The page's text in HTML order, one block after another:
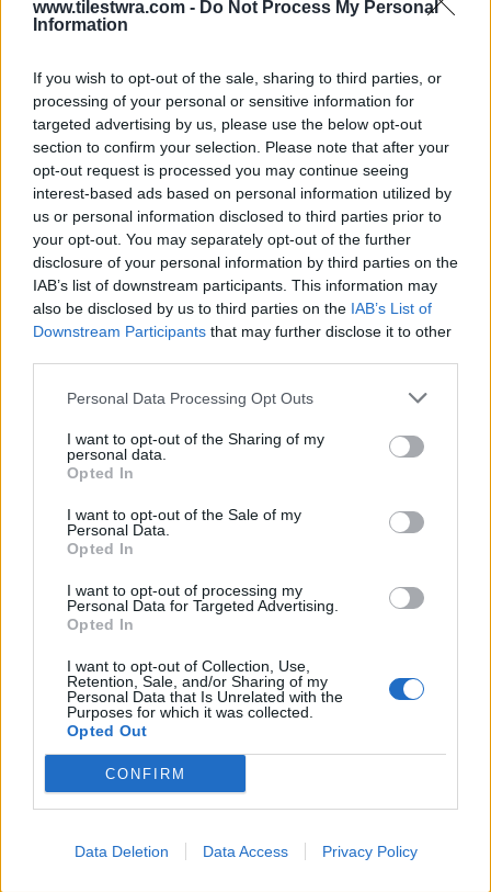
www.tilestwra.com - Do Not Process My Personal
Information
If you wish to opt-out of the sale, sharing to third parties, or
processing of your personal or sensitive information for
targeted advertising by us, please use the below opt-out
section to confirm your selection. Please note that after your
opt-out request is processed you may continue seeing
interest-based ads based on personal information utilized by
us or personal information disclosed to third parties prior to
your opt-out. You may separately opt-out of the further
disclosure of your personal information by third parties on the
IAB’s list of downstream participants. This information may
also be disclosed by us to third parties on the IAB’s List of
Downstream Participants that may further disclose it to other
Personal Data Processing Opt Outs
I want to opt-out of the Sharing of my
personal data.
Opted In
I want to opt-out of the Sale of my
Personal Data.
Opted In
I want to opt-out of processing my
Personal Data for Targeted Advertising.
Opted In
I want to opt-out of Collection, Use,
Retention, Sale, and/or Sharing of my
Personal Data that Is Unrelated with the
Purposes for which it was collected.
Opted Out
CONFIRM
Data Deletion Data Access Privacy Policy
τηλεοπτικά, είναι τι θέλει ο κόσμος να δει.
πάντα και δεν αλλάζει, είναι τα ταξίδια. Έχω
κάνει πολλά ταξίδια. Ευχαριστημένος είμαι,
αλλά, ξέρεις, ποτέ δεν σταματάει αυτό»,
ανέφερε στη συνέχεια ο γνωστός
παρουσιαστής.
«Αν μπορούσα να γυρίσω στο παρελθόν δε θα
επέστρεφα από την Αμερική. Το έχω
τροπή, είχα μπει σε ένα χώρο που ήταν
Παπαδάκης.